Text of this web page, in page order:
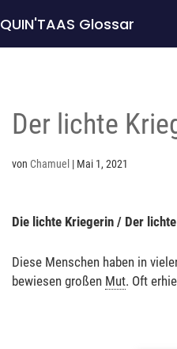
QUIN'TAAS Glossar
Der lichte
von Chamuel | Mai 1, 2021
Die lichte Kriegerin / Der
Diese Menschen haben in
bewiesen großen Mut. Oft